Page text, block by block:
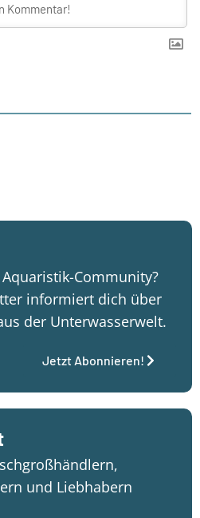
Community?
informiert dich über
der Unterwasserwelt.
Jetzt Abonnieren!
und Liebhabern